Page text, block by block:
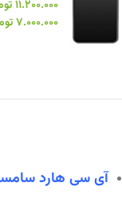
۱۱.۲۰۰.۰۰۰
۷.۰۰۰.۰۰۰
آی سی هارد